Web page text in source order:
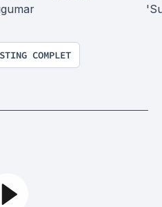
COMPLET